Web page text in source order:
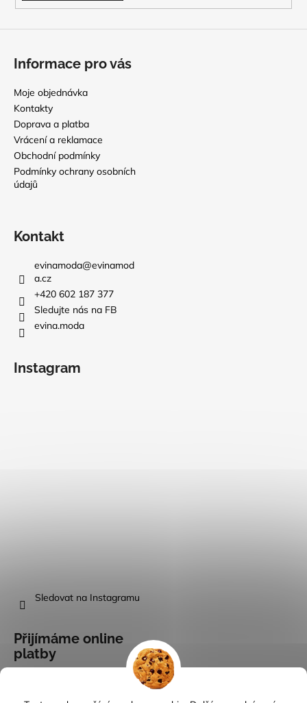
Informace pro vás
Moje objednávka
Kontakty
Doprava a platba
Vrácení a reklamace
Obchodní podmínky
Podmínky ochrany osobních
údajů
Kontakt
evinamoda@evinamod
a.cz
+420 602 187 377
Sledujte nás na FB
evina.moda
Instagram
Sledovat na Instagramu
Přijímáme online
platby